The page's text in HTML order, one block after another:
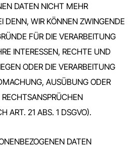
DATEN NICHT MEHR
DENN, WIR KÖNNEN ZWINGENDE
FÜR DIE VERARBEITUNG
INTERESSEN, RECHTE UND
ODER DIE VERARBEITUNG
AUSÜBUNG ODER
ART. 21 ABS. 1 DSGVO).
DATEN